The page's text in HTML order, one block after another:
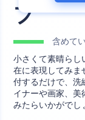
プ
含めて
小さくて素晴らし
在に表現してみま
付するだけで、洗
イナーや画家、美
みたらいかがでし